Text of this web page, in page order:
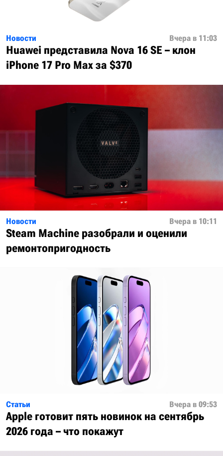
Новости Вчера в 11:03
Huawei представила Nova 16 SE – клон
iPhone 17 Pro Max за $370
Новости Вчера в 10:11
Steam Machine разобрали и оценили
ремонтопригодность
Статьи Вчера в 09:53
Apple готовит пять новинок на сентябрь
2026 года – что покажут